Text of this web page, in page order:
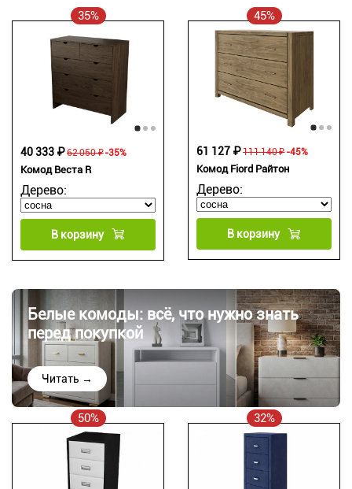
35%
Комод Веста R
Дерево:
62 050 ₽
40 333 ₽ -35%
В корзину
45%
Комод Fiord Райтон
Дерево:
111 140 ₽
61 127 ₽ -45%
В корзину
Белые комоды: всё, что нужно знать
перед покупкой
Читать →
50% 32%